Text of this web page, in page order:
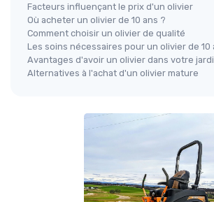
Facteurs influençant le prix d'un olivier
Où acheter un olivier de 10 ans ?
Comment choisir un olivier de qualité
Les soins nécessaires pour un olivier de 10
Avantages d'avoir un olivier dans votre
Alternatives à l'achat d'un olivier mature